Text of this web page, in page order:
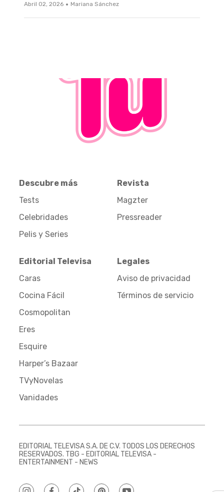
Abril 02, 2026 · Mariana Sánchez
Descubre más
Tests
Celebridades
Pelis y Series
Revista
Magzter
Pressreader
Editorial Televisa
Caras
Cocina Fácil
Cosmopolitan
Eres
Esquire
Harper’s Bazaar
TVyNovelas
Vanidades
Legales
Aviso de privacidad
Términos de servicio
EDITORIAL TELEVISA S.A. DE C.V. TODOS LOS DERECHOS
RESERVADOS. TBG - EDITORIAL TELEVISA -
ENTERTAINMENT - NEWS